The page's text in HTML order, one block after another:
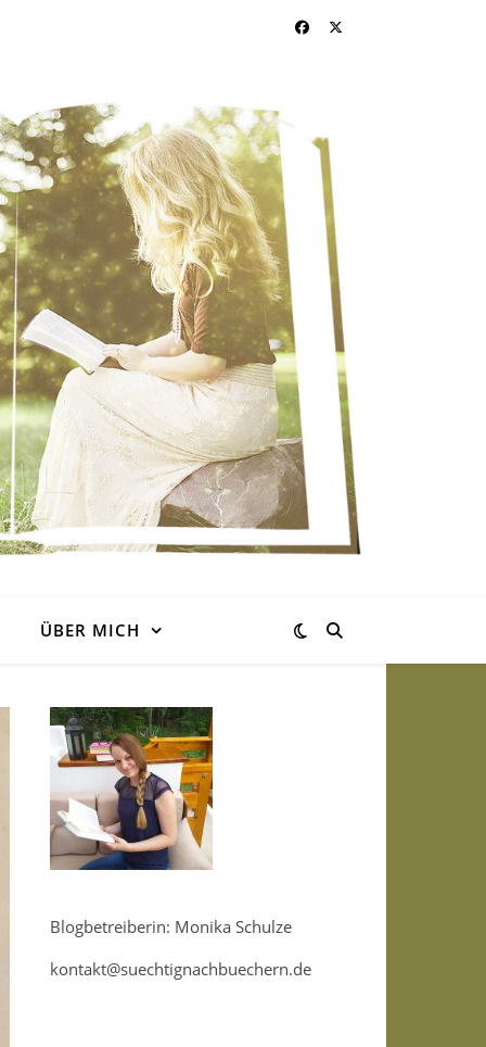
ÜBER MICH
Blogbetreiberin: Monika Schulze
kontakt@suechtignachbuechern.de